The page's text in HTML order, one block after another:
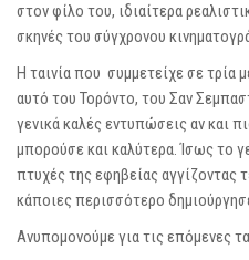
στον φίλο του, ιδιαίτερα
σκηνές του σύγχρονου
H ταινία που συμμετείχε σε τρία
αυτό του Τορόντο, του Σαν
γενικά καλές εντυπώσεις αν και
μπορούσε και καλύτερα. Ίσως το
πτυχές της εφηβείας αγγίζοντας
κάποιες περισσότερο
Ανυπομονούμε για τις επόμενες